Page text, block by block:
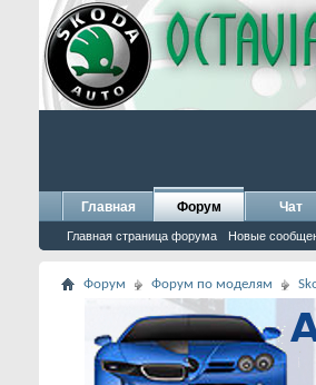
Главная Форум
Главная страница форума Новые
Чат
Форум Форум по моделям